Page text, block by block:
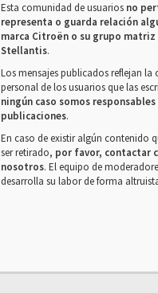
Esta comunidad de usuarios no
representa o guarda relación
marca Citroën o su grupo matriz
Stellantis.
Los mensajes publicados reflejan la
personal de los usuarios que las
ningún caso somos responsables
publicaciones.
En caso de existir algún contenido
ser retirado, por favor, contactar
nosotros. El equipo de
desarrolla su labor de forma